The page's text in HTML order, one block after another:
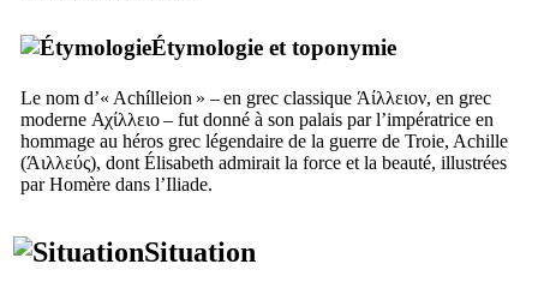
Étymologie et toponymie
Le nom d’« Achílleion » – en grec classique Άίλλειον, en grec
moderne Αχίλλειο– fut donné à son palais par l’impératrice en
hommage au héros grec légendaire de la guerre de Troie, Achille
(Άιλλεύς), dont Élisabeth admirait la force et la beauté, illustrées
par Homère dans l’Iliade.
Situation